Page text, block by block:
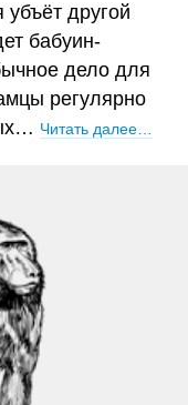
убъёт другой
бабуин-
дело для
регулярно
Читать далее…